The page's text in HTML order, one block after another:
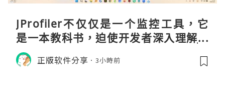
JProfiler不仅仅是一个监控工具，它
是一本教科书，迫使开发者深入理解JV
M的内存模型、垃圾回收机制和并发原
理。通过直观的可视化数据，它将抽象
正版软件分享 3小時前